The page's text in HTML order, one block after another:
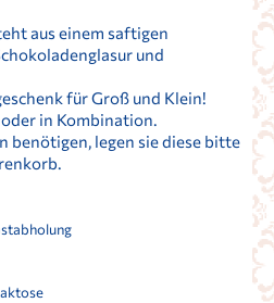
aus einem saftigen
und
für Groß und Klein!
in Kombination.
benötigen, legen sie diese bitte